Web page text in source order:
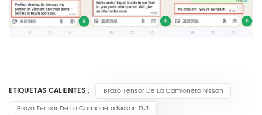
ETIQUETAS CALIENTES :
Brazo Tensor De La Camioneta Nissan
Brazo Tensor De La Camioneta Nissan D21